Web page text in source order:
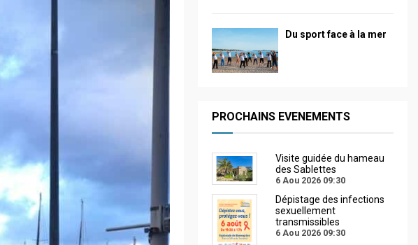
Du sport face à la mer
PROCHAINS EVENEMENTS
Visite guidée du hameau
des Sablettes
6 Aou 2026 09:30
Dépistage des infections
sexuellement
transmissibles
6 Aou 2026 09:30